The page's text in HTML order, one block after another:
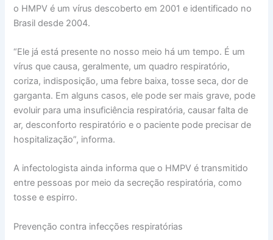
o HMPV é um vírus descoberto em 2001 e identificado no
Brasil desde 2004.
“Ele já está presente no nosso meio há um tempo. É um
vírus que causa, geralmente, um quadro respiratório,
coriza, indisposição, uma febre baixa, tosse seca, dor de
garganta. Em alguns casos, ele pode ser mais grave, pode
evoluir para uma insuficiência respiratória, causar falta de
ar, desconforto respiratório e o paciente pode precisar de
hospitalização”, informa.
A infectologista ainda informa que o HMPV é transmitido
entre pessoas por meio da secreção respiratória, como
tosse e espirro.
Prevenção contra infecções respiratórias